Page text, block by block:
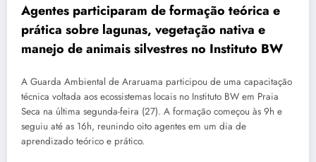
Agentes participaram de formação teórica e
prática sobre lagunas, vegetação nativa e
manejo de animais silvestres no Instituto BW
A Guarda Ambiental de Araruama participou de uma capacitação
técnica voltada aos ecossistemas locais no Instituto BW em Praia
Seca na última segunda-feira (27). A formação começou às 9h e
seguiu até as 16h, reunindo oito agentes em um dia de
aprendizado teórico e prático.